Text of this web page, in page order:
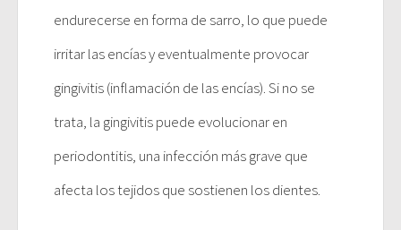
endurecerse en forma de sarro, lo que puede
irritar las encías y eventualmente provocar
gingivitis (inflamación de las encías). Si no se
trata, la gingivitis puede evolucionar en
periodontitis, una infección más grave que
afecta los tejidos que sostienen los dientes.